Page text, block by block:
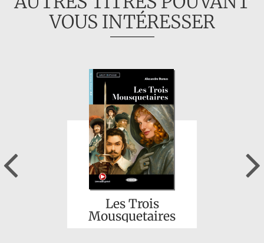
Marie Curie
VOUS INTÉRESSER
Les Trois
Mousquetaires
Previous